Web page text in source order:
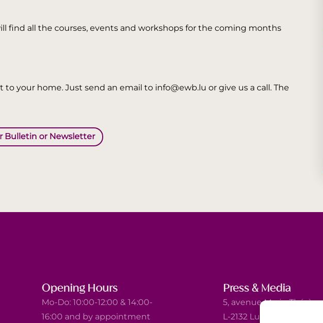
find all the courses, events and workshops for the coming months
your home. Just send an email to info@ewb.lu or give us a call. The
Bulletin or Newsletter
Opening Hours
Mo-Do: 10:00-12:00 & 14:00-
16:00 and by appointment
Press & Media
5, avenue Marie-Thérèse
L-2132 Luxembourg